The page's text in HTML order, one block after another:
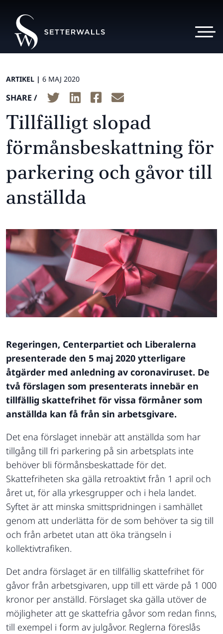
ARTIKEL | 6 MAJ 2020
SHARE /
Tillfälligt slopad
förmånsbeskattning för
parkering och gåvor till
anställda
Regeringen, Centerpartiet och Liberalerna
presenterade den 5 maj 2020 ytterligare
åtgärder med anledning av coronaviruset. De
två förslagen som presenterats innebär en
tillfällig skattefrihet för vissa förmåner som
anställda kan få från sin arbetsgivare.
Det ena förslaget innebär att anställda som har
tillgång till fri parkering på sin arbetsplats inte
behöver bli förmånsbeskattade för det.
Skattefriheten ska gälla retroaktivt från 1 april och
året ut, för alla yrkesgrupper och i hela landet.
Syftet är att minska smittspridningen i samhället
genom att underlätta för de som behöver ta sig till
och från arbetet utan att öka trängseln i
kollektivtrafiken.
Det andra förslaget är en tillfällig skattefrihet för
gåvor från arbetsgivaren, upp till ett värde på 1 000
kronor per anställd. Förslaget ska gälla utöver de
möjligheter att ge skattefria gåvor som redan finns,
till exempel i form av julgåvor. Reglerna föreslås